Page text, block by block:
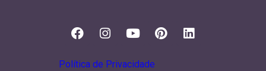
Política de Privacidade